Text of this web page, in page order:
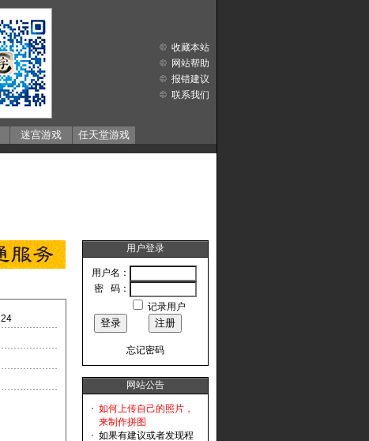
迷宫游戏 任天堂游戏
收藏本站
网站帮助
报错建议
联系我们
24
用户登录
用户名：
密 码：
记录用户
忘记密码
网站公告
· 如何上传自己的照片，
来制作拼图
· 如果有建议或者发现程